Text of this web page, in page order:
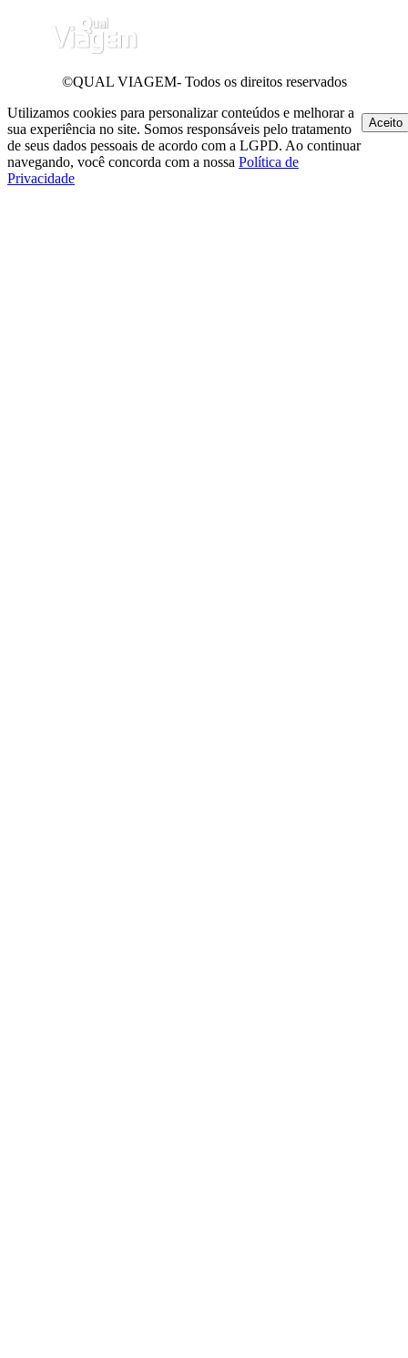
©QUAL VIAGEM- Todos os direitos reservados
Utilizamos cookies para personalizar conteúdos e melhorar a
sua experiência no site. Somos responsáveis pelo tratamento
de seus dados pessoais de acordo com a LGPD. Ao continuar
navegando, você concorda com a nossa Política de
Privacidade
Aceito